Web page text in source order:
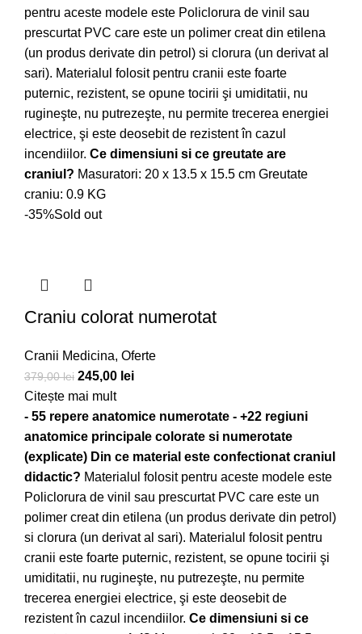
pentru aceste modele este Policlorura de vinil sau
prescurtat PVC care este un polimer creat din etilena
(un produs derivate din petrol) si clorura (un derivat al
sari). Materialul folosit pentru cranii este foarte
puternic, rezistent, se opune tocirii şi umiditatii, nu
rugineşte, nu putrezeşte, nu permite trecerea energiei
electrice, şi este deosebit de rezistent în cazul
incendiilor. Ce dimensiuni si ce greutate are
craniul? Masuratori: 20 x 13.5 x 15.5 cm Greutate
craniu: 0.9 KG
-35%Sold out
Craniu colorat numerotat
Cranii Medicina, Oferte
379,00lei 245,00 lei
Citește mai mult
- 55 repere anatomice numerotate - +22 regiuni
anatomice principale colorate si numerotate
(explicate) Din ce material este confectionat craniul
didactic? Materialul folosit pentru aceste modele este
Policlorura de vinil sau prescurtat PVC care este un
polimer creat din etilena (un produs derivate din petrol)
si clorura (un derivat al sari). Materialul folosit pentru
cranii este foarte puternic, rezistent, se opune tocirii şi
umiditatii, nu rugineşte, nu putrezeşte, nu permite
trecerea energiei electrice, şi este deosebit de
rezistent în cazul incendiilor. Ce dimensiuni si ce